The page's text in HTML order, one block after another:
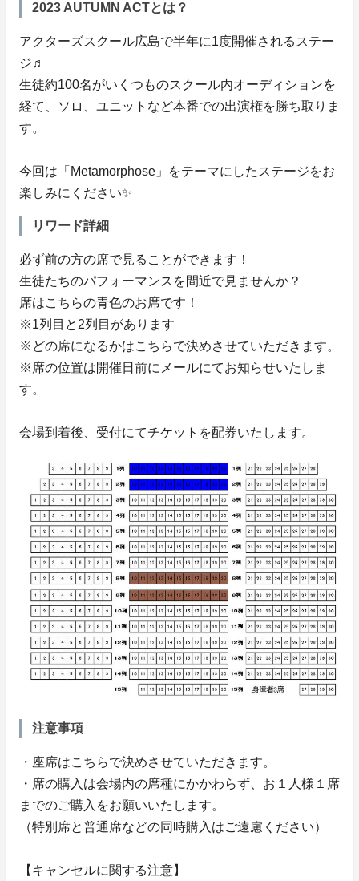
2023 AUTUMN ACTとは？
アクターズスクール広島で半年に1度開催されるステー
ジ♬
生徒約100名がいくつものスクール内オーディションを
経て、ソロ、ユニットなど本番での出演権を勝ち取りま
す。
今回は「Metamorphose」をテーマにしたステージをお
楽しみにください✨
リワード詳細
必ず前の方の席で見ることができます！
生徒たちのパフォーマンスを間近で見ませんか？
席はこちらの青色のお席です！
※1列目と2列目があります
※どの席になるかはこちらで決めさせていただきます。
※席の位置は開催日前にメールにてお知らせいたしま
す。
会場到着後、受付にてチケットを配券いたします。
注意事項
・座席はこちらで決めさせていただきます。
・席の購入は会場内の席種にかかわらず、お１人様１席
までのご購入をお願いいたします。
（特別席と普通席などの同時購入はご遠慮ください）
【キャンセルに関する注意】